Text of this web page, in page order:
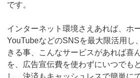
です。
インターネット環境さえあれば、ホ
YouTubeなどのSNSを最大限活用し
きる事、こんなサービスがあれば喜
を、広告宣伝費を使わずにいつでも